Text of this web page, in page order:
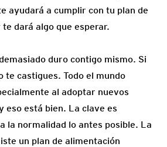
ayudará a cumplir con tu plan de
dará algo que esperar.
duro contigo mismo. Si
te castigues. Todo el mundo
al adoptar nuevos
eso está bien. La clave es
la normalidad lo antes posible. La
un plan de alimentación